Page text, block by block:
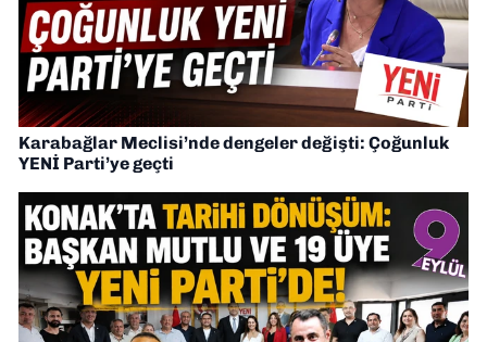
Karabağlar Meclisi’nde dengeler değişti: Çoğunluk
YENİ Parti’ye geçti